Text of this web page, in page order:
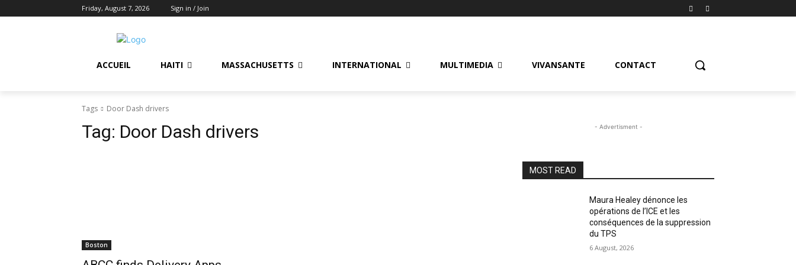
Friday, August 7, 2026 Sign in / Join
ACCUEIL HAITI MASSACHUSETTS INTERNATIONAL MULTIMEDIA VIVANSANTE CONTACT
Tags Door Dash drivers
Tag: Door Dash drivers
Boston
- Advertisment -
MOST READ
Maura Healey dénonce les
opérations de l’ICE et les
conséquences de la suppression
du TPS
6 August, 2026